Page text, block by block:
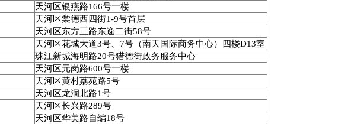
天河区银燕路166号一楼
天河区棠德西四街1-9号首层
天河区东方三路东逸二街58号
天河区花城大道3号、 7号（南天国际商务中心）四楼D13室
珠江新城海明路20号猎德街政务服务中心
天河区元岗路600号一楼
天河区黄村荔苑路5号
天河区龙洞北路1号
天河区长兴路289号
天河区华美路自编18号